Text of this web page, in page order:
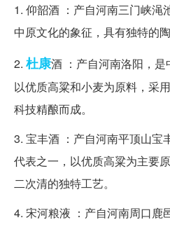
1. 仰韶酒 ：产自河南三门峡渑
中原文化的象征，具有独特的陶
2. 杜康酒 ：产自河南洛阳，是
以优质高粱和小麦为原料，采
科技精酿而成。
3. 宝丰酒 ：产自河南平顶山宝
代表之一，以优质高粱为主要
二次清的独特工艺。
4. 宋河粮液 ：产自河南周口鹿